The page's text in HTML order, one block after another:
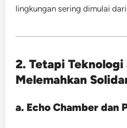
lingkungan sering dimulai
2. Tetapi Teknologi
Melemahkan
a. Echo Chamber dan